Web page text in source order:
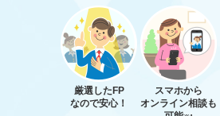
厳選したFP
なので安心！
スマホから
オンライン相談も